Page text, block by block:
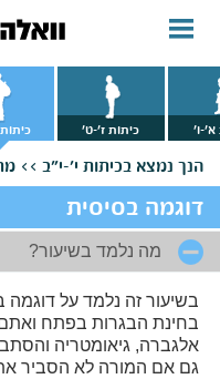
א'-ו' כיתות ז'-ט'
הנך נמצא בכיתות י'-י"ב >>
דוגמה בסיסית
מה נלמד בשיעור?
בשיעור זה נלמד על דוגמה
בחינת הבגרות בפתח
אלגברה, גיאומטריה
גם אם המורה לא הסביר